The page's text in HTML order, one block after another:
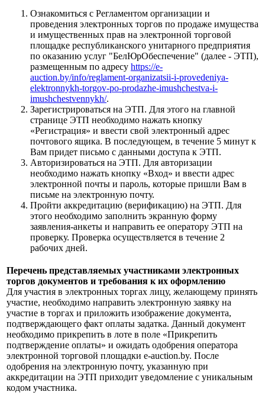
Ознакомиться с Регламентом организации и
проведения электронных торгов по продаже имущества
и имущественных прав на электронной торговой
площадке республиканского унитарного предприятия
по оказанию услуг "БелЮрОбеспечение" (далее - ЭТП),
размещенным по адресу https://e-
auction.by/info/reglament-organizatsii-i-provedeniya-
elektronnykh-torgov-po-prodazhe-imushchestva-i-
imushchestvennykh/.
Зарегистрироваться на ЭТП. Для этого на главной
странице ЭТП необходимо нажать кнопку
«Регистрация» и ввести свой электронный адрес
почтового ящика. В последующем, в течение 5 минут к
Вам придет письмо с данными доступа к ЭТП.
Авторизироваться на ЭТП. Для авторизации
необходимо нажать кнопку «Вход» и ввести адрес
электронной почты и пароль, которые пришли Вам в
письме на электронную почту.
Пройти аккредитацию (верификацию) на ЭТП. Для
этого необходимо заполнить экранную форму
заявления-анкеты и направить ее оператору ЭТП на
проверку. Проверка осуществляется в течение 2
рабочих дней.
Перечень представляемых участниками электронных
торгов документов и требования к их оформлению
Для участия в электронных торгах лицу, желающему принять
участие, необходимо направить электронную заявку на
участие в торгах и приложить изображение документа,
подтверждающего факт оплаты задатка. Данный документ
необходимо прикрепить в лоте в поле «Прикрепить
подтверждение оплаты» и ожидать одобрения оператора
электронной торговой площадки e-auction.by. После
одобрения на электронную почту, указанную при
аккредитации на ЭТП приходит уведомление с уникальным
кодом участника.